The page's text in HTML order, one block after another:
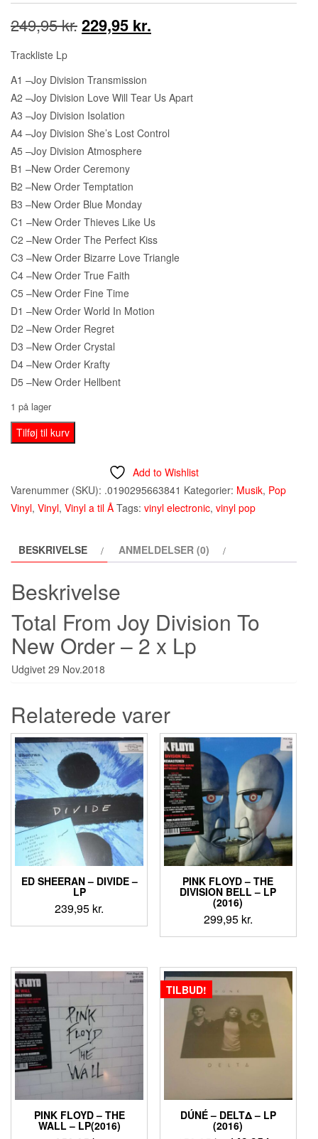
249,95kr.Den
pris
var:
249,95 kr..
229,95 kr.
er:
229,95 kr..
Trackliste Lp
A1 –Joy Division Transmission
A2 –Joy Division Love Will Tear Us Apart
A3 –Joy Division Isolation
A4 –Joy Division She’s Lost Control
A5 –Joy Division Atmosphere
B1 –New Order Ceremony
B2 –New Order Temptation
B3 –New Order Blue Monday
C1 –New Order Thieves Like Us
C2 –New Order The Perfect Kiss
C3 –New Order Bizarre Love Triangle
C4 –New Order True Faith
C5 –New Order Fine Time
D1 –New Order World In Motion
D2 –New Order Regret
D3 –New Order Crystal
D4 –New Order Krafty
D5 –New Order Hellbent
1 på lager
New
Order
From
Division
New
Order
Lp
antal
Tilføj til kurv
Add to Wishlist
Varenummer (SKU): .0190295663841 Kategorier: Musik, Pop
Vinyl, Vinyl, Vinyl a til Å Tags: vinyl electronic, vinyl pop
BESKRIVELSE ANMELDELSER (0)
Beskrivelse
Total From Joy Division To
New Order – 2 x Lp
Udgivet 29 Nov.2018
Relaterede varer
ED SHEERAN – DIVIDE –
LP
239,95 kr.
PINK FLOYD – THE
DIVISION BELL – LP
(2016)
299,95 kr.
PINK FLOYD – THE
WALL – LP(2016)
TILBUD!
DÚNÉ – DELTΔ – LP
(2016)